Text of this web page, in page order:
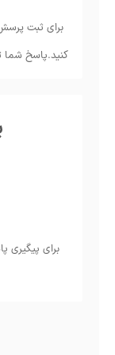
برای ثبت
کنید.پاسخ شما
برای پیگیری